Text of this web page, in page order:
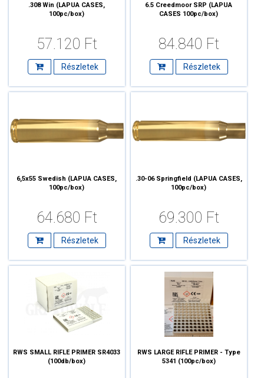
.308 Win (LAPUA CASES,
100pc/box)
57.120 Ft
Részletek
6.5 Creedmoor SRP (LAPUA
CASES 100pc/box)
84.840 Ft
Részletek
6,5x55 Swedish (LAPUA CASES,
100pc/box)
64.680 Ft
Részletek
.30-06 Springfield (LAPUA CASES,
100pc/box)
69.300 Ft
Részletek
RWS SMALL RIFLE PRIMER SR4033
(100db/box)
RWS LARGE RIFLE PRIMER - Type
5341 (100pc/box)